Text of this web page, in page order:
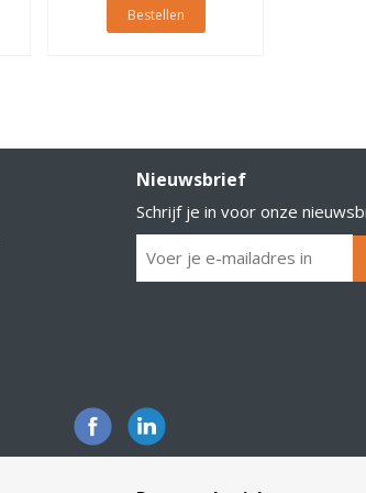
Bestellen
Nieuwsbrief
Schrijf je in voor onze